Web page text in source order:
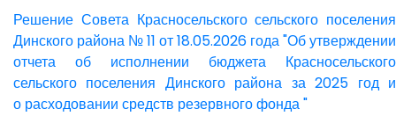
Решение Совета Красносельского сельского поселения
Динского района № 11 от 18.05.2026 года "Об утверждении
отчета об исполнении бюджета Красносельского
сельского поселения Динского района за 2025 год и
о расходовании средств резервного фонда "